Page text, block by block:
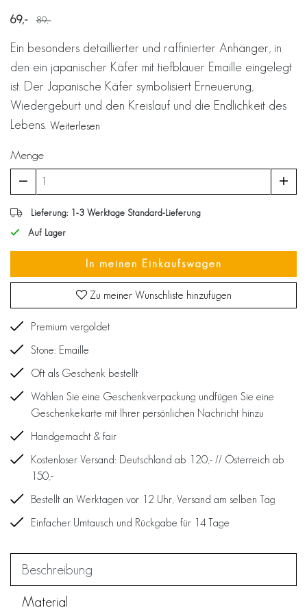
69 89
Ein besonders detaillierter und raffinierter Anhänger, in
den ein japanischer Käfer mit tiefblauer Emaille eingelegt
ist. Der Japanische Käfer symbolisiert Erneuerung,
Wiedergeburt und den Kreislauf und die Endlichkeit des
Lebens. Weiterlesen
Menge
Lieferung: 1-3 Werktage Standard-Lieferung
Auf Lager
In meinen Einkaufswagen
Zu meiner Wunschliste hinzufügen
Premium vergoldet
Stone: Emaille
Oft als Geschenk bestellt
Wählen Sie eine Geschenkverpackung undfügen Sie eine
Geschenkekarte mit Ihrer persönlichen Nachricht hinzu
Handgemacht & fair
Kostenloser Versand: Deutschland ab 120,- // Österreich ab
150,-
Bestellt an Werktagen vor 12 Uhr, Versand am selben Tag
Einfacher Umtausch und Rückgabe für 14 Tage
Beschreibung
Material